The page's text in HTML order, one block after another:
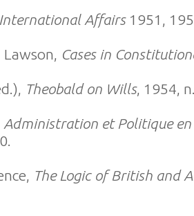
Affairs1951,
Lawson, Cases in
Theobald on Wills, 1954,
Administration et Politique
The Logic of British and